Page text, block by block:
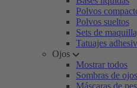
Polvos
Polvos sueltos
Sets de
Tatuajes
Ojos
Mostrar todos
Sombras de ojos
Máscaras de